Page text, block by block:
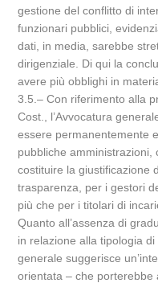
gestione del conflitto di
funzionari pubblici,
dati, in media, sarebbe
dirigenziale. Di qui la
avere più obblighi in
3.5.– Con riferimento alla
Cost., l’Avvocatura
essere permanentemente
pubbliche amministrazioni,
costituire la giustificazione
trasparenza, per i gestori
più che per i titolari di
Quanto all’assenza di
in relazione alla tipologia
generale suggerisce
orientata – che porterebbe